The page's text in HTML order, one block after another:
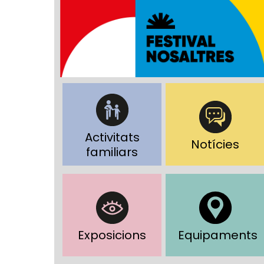
Activitats
familiars
Notícies
Exposicions Equipaments